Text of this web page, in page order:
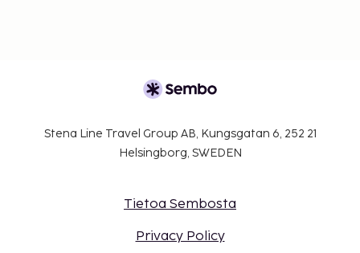
Stena Line Travel Group AB, Kungsgatan 6, 252 21
Helsingborg, SWEDEN
Tietoa Sembosta
Privacy Policy